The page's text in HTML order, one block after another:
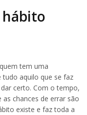
tem uma
tudo aquilo que se faz
certo. Com o tempo,
chances de errar são
existe e faz toda a